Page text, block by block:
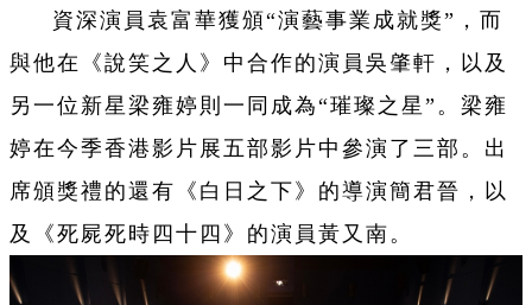
資深演員袁富華獲頒“演藝事業成就獎”，而
與他在《說笑之人》中合作的演員吳肇軒，以及
另一位新星梁雍婷則一同成為“璀璨之星”。梁雍
婷在今季香港影片展五部影片中參演了三部。出
席頒獎禮的還有《白日之下》的導演簡君晉，以
及《死屍死時四十四》的演員黃又南。